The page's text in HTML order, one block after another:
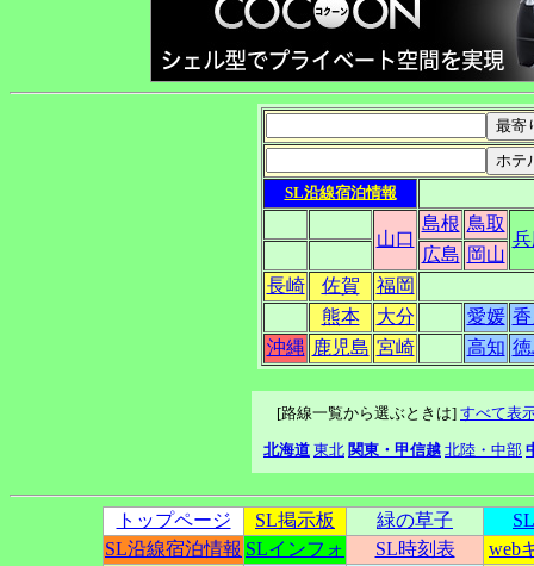
SL沿線宿泊情報
山口
島根 鳥取
広島 岡山
長崎
佐賀
福岡
熊本
大分 愛媛
沖縄 鹿児島 宮崎 高知
[路線一覧から選ぶときは] すべて表
北海道 東北 関東・甲信越 北陸・中部
トップページ SL掲示板 緑の草子
SL沿線宿泊情報 SLインフォ SL時刻表
web